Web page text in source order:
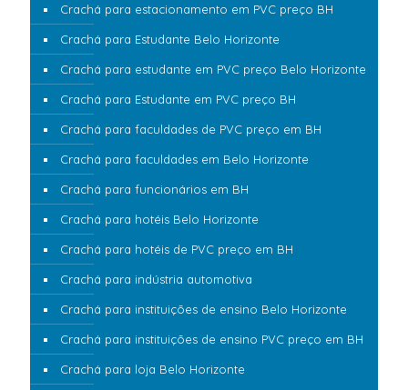
Crachá para estacionamento em PVC preço BH
Crachá para Estudante Belo Horizonte
Crachá para estudante em PVC preço Belo Horizonte
Crachá para Estudante em PVC preço BH
Crachá para faculdades de PVC preço em BH
Crachá para faculdades em Belo Horizonte
Crachá para funcionários em BH
Crachá para hotéis Belo Horizonte
Crachá para hotéis de PVC preço em BH
Crachá para indústria automotiva
Crachá para instituições de ensino Belo Horizonte
Crachá para instituições de ensino PVC preço em BH
Crachá para loja Belo Horizonte